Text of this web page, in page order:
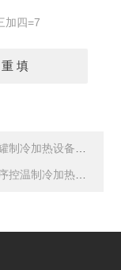
加四=7
热设备-100~250℃
温制冷加热TCU